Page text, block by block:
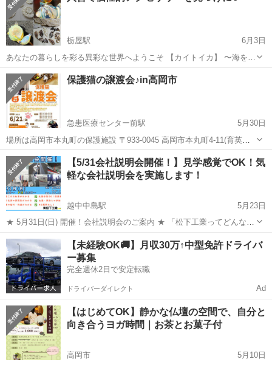
栃屋駅
6月3日
あなたの暮らしを彩る異彩な世界へようこそ 【カイトイカ】 〜海を纏
う異彩な装飾具〜vol.3 “三十や×くりこども硝子 二人展” 個性的なアク
セサリーを手掛ける2人による企画展。 自分だけの特別なアクセサリ
ーを...
富山 下新川郡 栃屋駅 その他 Instagram
保護猫の譲渡会♪in高岡市
急患医療センター前駅
5月30日
場所は高岡市本丸町の保護施設 〒933-0045 高岡市本丸町4-11(育英セ
ンターさん隣です) になっております！ 予約された1組ずつ30分～1時
間で見ていただけるようにいたします。 ご予約は本丸施設電話0766-
27-...
富山 高岡市 急患医療センター前駅 その他 Instagram
【5/31会社説明会開催！】見学感覚でOK！気
軽な会社説明会を実施します！
越中中島駅
5月23日
★ 5月31日(日) 開催！会社説明会のご案内 ★ 「松下工業ってどんな会
社？」 「未経験でも大丈夫かな...」 そんな疑問や不安を、実際に見
て・聞いて・体感できるチャンスです！ 参加しやすい4つのポイント
...
富山 富山市 越中中島駅 その他 会場
【未経験OK🚚】月収30万↑中型免許ドライバ
ー募集
完全週休2日で安定転職
ドライバーダイレクト Ad
【はじめてOK】静かな仏壇の空間で、自分と
向き合うヨガ時間｜お茶とお菓子付
高岡市
5月10日